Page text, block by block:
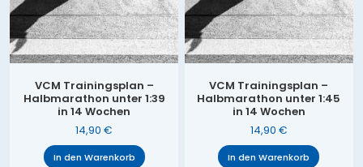
VCM Trainingsplan –
Halbmarathon unter 1:39
in 14 Wochen
14,90€
In den Warenkorb
VCM Trainingsplan –
Halbmarathon unter 1:45
in 14 Wochen
14,90 €
In den Warenkorb